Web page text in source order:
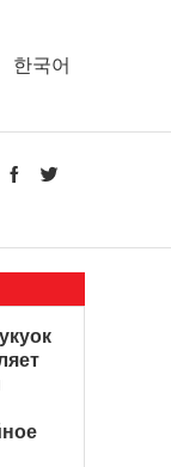
한국어